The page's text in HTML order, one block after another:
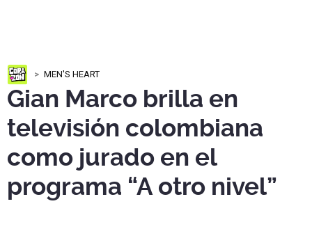
MEN'S HEART
Gian Marco brilla en
televisión colombiana
como jurado en el
programa “A otro nivel”